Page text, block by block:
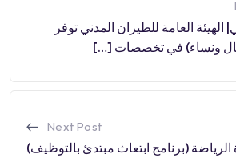
العامة للطيران المدني توفر
ونساء) في تخصصات […]
Next Post
(برنامج ابتعاث مبتدئ بالتوظيف)